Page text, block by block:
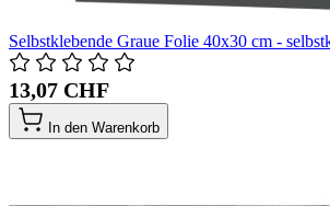
Selbstklebende Graue Folie 40x30 cm -
13,07 CHF
In den Warenkorb